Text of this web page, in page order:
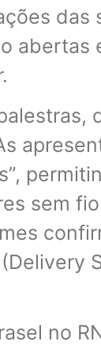
das
abertas
sem
no